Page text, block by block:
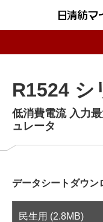
R1524 シ
低消費電流 入力
ュレータ
データシートダウン
民生用 (2.8MB)